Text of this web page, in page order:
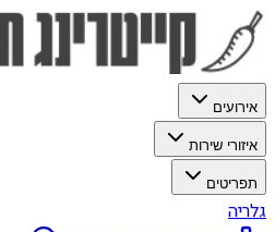
אירועים
איזורי שירות
תפריטים
גלריה